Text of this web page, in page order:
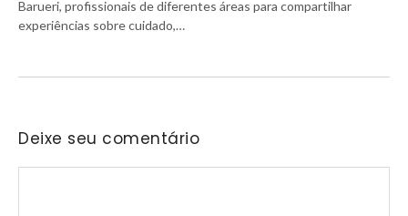
Barueri, profissionais de diferentes áreas para compartilhar
experiências sobre cuidado,…
Deixe seu comentário